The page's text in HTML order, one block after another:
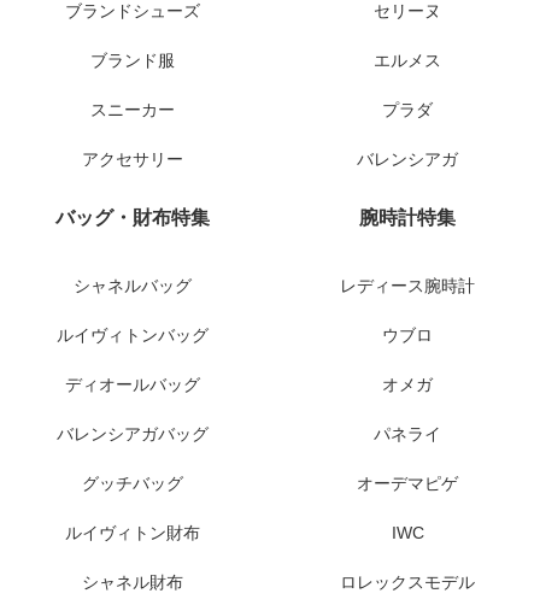
ブランドシューズ
ブランド服
スニーカー
アクセサリー
セリーヌ
エルメス
プラダ
バレンシアガ
バッグ・財布特集
シャネルバッグ
ルイヴィトンバッグ
ディオールバッグ
バレンシアガバッグ
グッチバッグ
ルイヴィトン財布
シャネル財布
腕時計特集
レディース腕時計
ウブロ
オメガ
パネライ
オーデマピゲ
IWC
ロレックスモデル